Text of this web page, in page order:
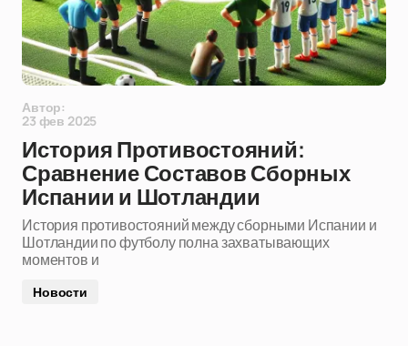
Автор:
23 фев 2025
История Противостояний:
Сравнение Составов Сборных
Испании и Шотландии
История противостояний между сборными Испании и
Шотландии по футболу полна захватывающих
моментов и
Новости